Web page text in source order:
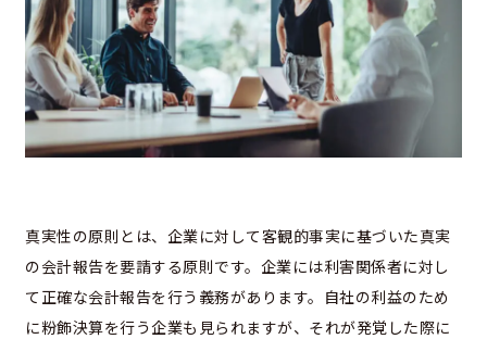
真実性の原則とは、企業に対して客観的事実に基づいた真実
の会計報告を要請する原則です。企業には利害関係者に対し
て正確な会計報告を行う義務があります。自社の利益のため
に粉飾決算を行う企業も見られますが、それが発覚した際に